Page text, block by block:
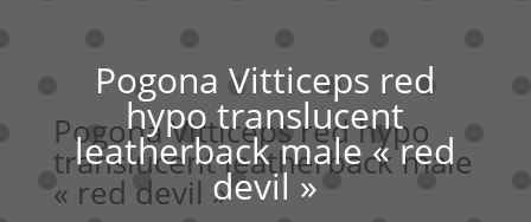
Pogona Vitticeps red
hypo translucent
leatherback male « red
devil »
Pogona Vitticeps red hypo
translucent leatherback male
« red devil »